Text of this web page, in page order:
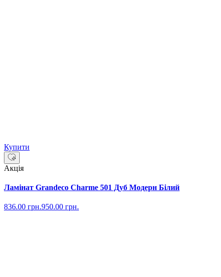
Купити
Акція
Ламінат Grandeco Charme 501 Дуб Модерн Білий
836.00 грн.950.00 грн.